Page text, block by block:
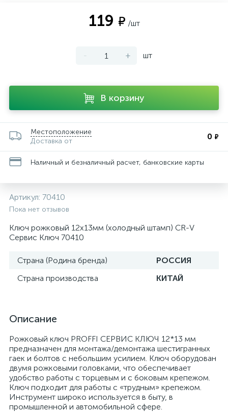
119 ₽ /шт
- + шт
В корзину
Местоположение
Доставка от
0 ₽
Наличный и безналичный расчет, банковские карты
Артикул: 70410
Пока нет отзывов
Ключ рожковый 12х13мм (холодный штамп) CR-V
Сервис Ключ 70410
Страна (Родина бренда)
РОССИЯ
Страна производства
КИТАЙ
Описание
Рожковый ключ PROFFI СЕРВИС КЛЮЧ 12*13 мм
предназначен для монтажа/демонтажа шестигранных
гаек и болтов с небольшим усилием. Ключ оборудован
двумя рожковыми головками, что обеспечивает
удобство работы с торцевым и с боковым крепежом.
Ключ подходит для работы с «трудным» крепежом.
Инструмент широко используется в быту, в
промышленной и автомобильной сфере.